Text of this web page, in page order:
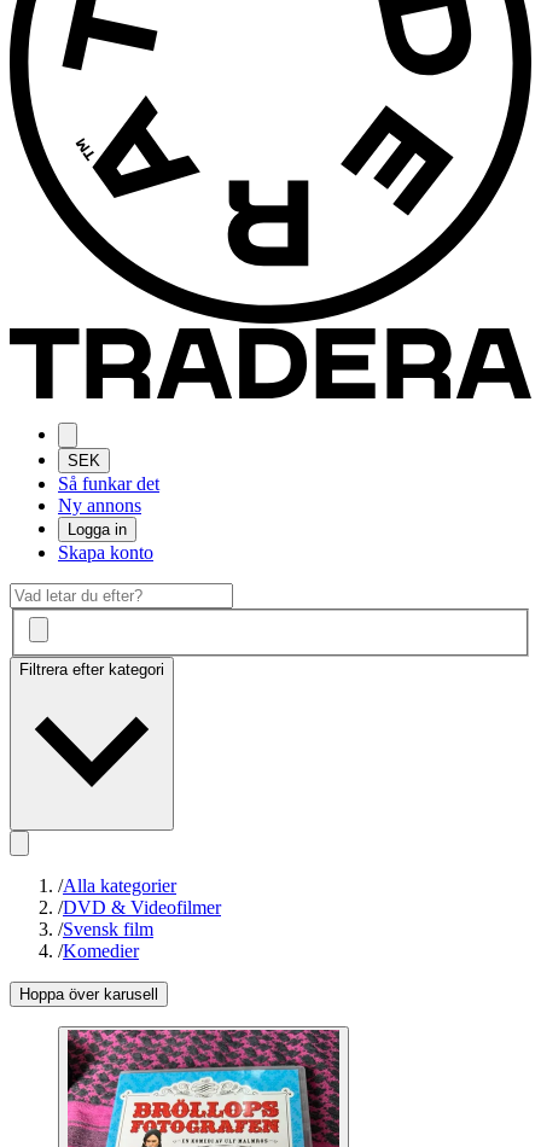
SEK
Så funkar det
Ny annons
Logga in
Skapa konto
Filtrera efter kategori
/Alla kategorier
/DVD & Videofilmer
/Svensk film
/Komedier
Hoppa över karusell